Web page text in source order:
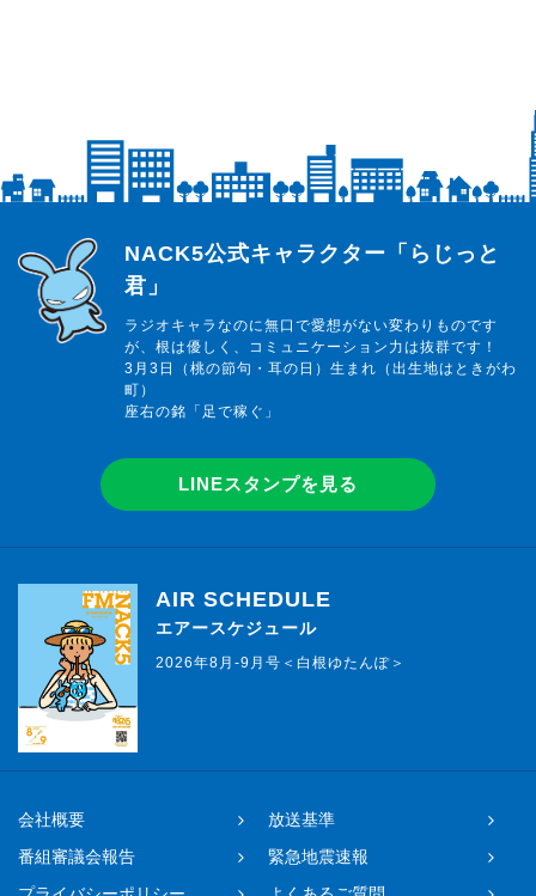
らじっと君
NACK5公式キャラクター「らじっと
君」
ラジオキャラなのに無口で愛想がない変わりものです
が、根は優しく、コミュニケーション力は抜群です！
3月3日（桃の節句・耳の日）生まれ（出生地はときがわ
町）
座右の銘「足で稼ぐ」
LINEスタンプを見る
AIR SCHEDULE
エアースケジュール
2026年8月-9月号＜白根ゆたんぽ＞
会社概要
放送基準
番組審議会報告
緊急地震速報